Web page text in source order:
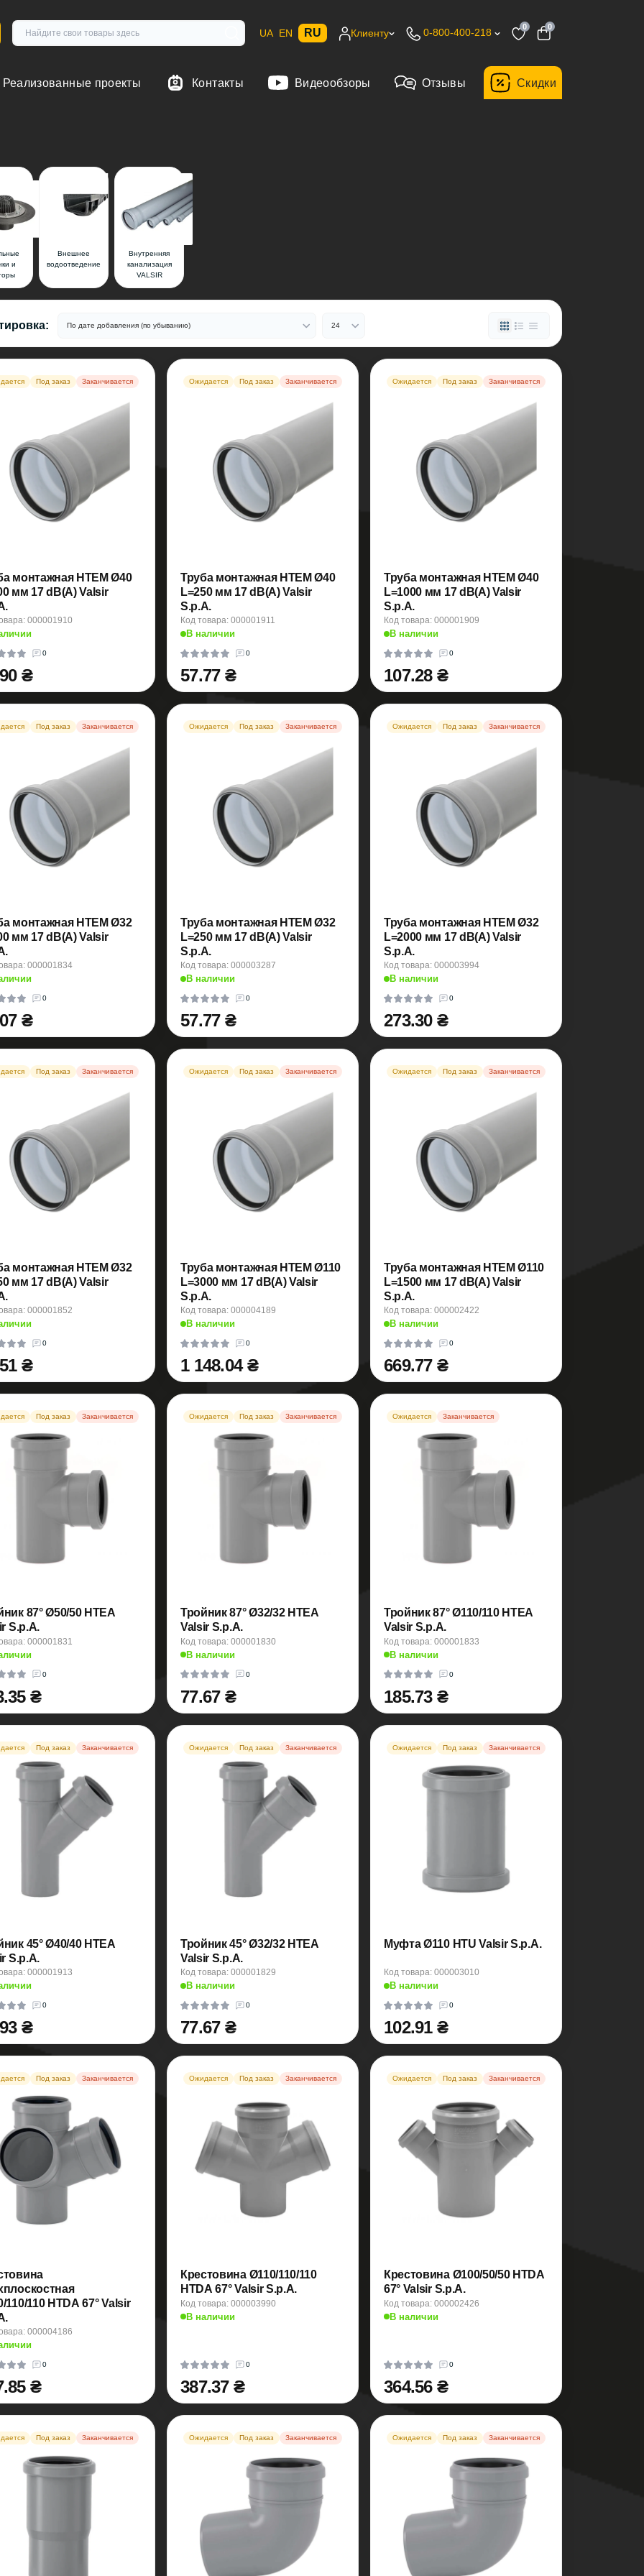
UA EN RU Клиенту 0-800-400-218
0 0
Реализованные проекты Контакты Видеообзоры Отзывы Cкидки
и
Внешнее
водоотведение
Внутренняя
канализация
VALSIR
Под заказ Заканчивается
монтажная HTEM Ø40
мм 17 dB(A) Valsir
000001910
0
₴
Ожидается Под заказ Заканчивается
Труба монтажная HTEM Ø40
L=250 мм 17 dB(A) Valsir
S.p.A.
Код товара: 000001911
В наличии
0
57.77 ₴
Ожидается Под заказ Заканчивается
Труба монтажная HTEM Ø40
L=1000 мм 17 dB(A) Valsir
S.p.A.
Код товара: 000001909
В наличии
0
107.28 ₴
Под заказ Заканчивается
монтажная HTEM Ø32
мм 17 dB(A) Valsir
000001834
0
₴
Ожидается Под заказ Заканчивается
Труба монтажная HTEM Ø32
L=250 мм 17 dB(A) Valsir
S.p.A.
Код товара: 000003287
В наличии
0
57.77 ₴
Ожидается Под заказ Заканчивается
Труба монтажная HTEM Ø32
L=2000 мм 17 dB(A) Valsir
S.p.A.
Код товара: 000003994
В наличии
0
273.30 ₴
Под заказ Заканчивается
монтажная HTEM Ø32
мм 17 dB(A) Valsir
000001852
0
₴
Ожидается Под заказ Заканчивается
Труба монтажная HTEM Ø110
L=3000 мм 17 dB(A) Valsir
S.p.A.
Код товара: 000004189
В наличии
0
1 148.04 ₴
Ожидается Под заказ Заканчивается
Труба монтажная HTEM Ø110
L=1500 мм 17 dB(A) Valsir
S.p.A.
Код товара: 000002422
В наличии
0
669.77 ₴
Под заказ Заканчивается
87° Ø50/50 HTEA
S.p.A.
000001831
0
₴
Ожидается Под заказ Заканчивается
Тройник 87° Ø32/32 HTEA
Valsir S.p.A.
Код товара: 000001830
В наличии
0
77.67 ₴
Ожидается Заканчивается
Тройник 87° Ø110/110 HTEA
Valsir S.p.A.
Код товара: 000001833
В наличии
0
185.73 ₴
Под заказ Заканчивается
45° Ø40/40 HTEA
S.p.A.
000001913
0
₴
Ожидается Под заказ Заканчивается
Тройник 45° Ø32/32 HTEA
Valsir S.p.A.
Код товара: 000001829
В наличии
0
77.67 ₴
Ожидается Под заказ Заканчивается
Муфта Ø110 HTU Valsir S.p.A.
Код товара: 000003010
В наличии
0
102.91 ₴
Под заказ Заканчивается
110/110 HTDA 67° Valsir
000004186
0
₴
Ожидается Под заказ Заканчивается
Крестовина Ø110/110/110
HTDA 67° Valsir S.p.A.
Код товара: 000003990
В наличии
0
387.37 ₴
Ожидается Под заказ Заканчивается
Крестовина Ø100/50/50 HTDA
67° Valsir S.p.A.
Код товара: 000002426
В наличии
0
364.56 ₴
Под заказ Заканчивается Ожидается Под заказ Заканчивается Ожидается Под заказ Заканчивается